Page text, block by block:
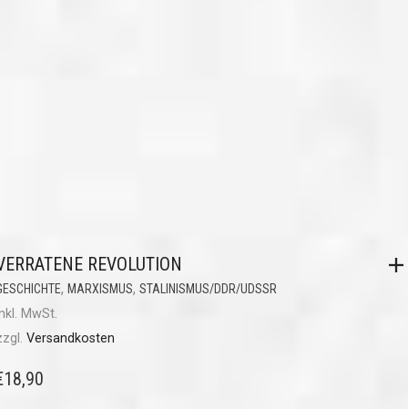
REVOLUTION
, MARXISMUS, STALINISMUS/DDR/UDSSR
MwSt.
Versandkosten
18,90